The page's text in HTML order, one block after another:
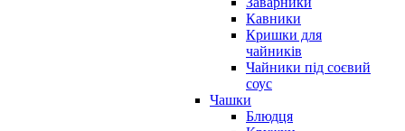
Кавники
Кришки для
чайників
Чайники під соєвий
соус
Чашки
Блюдця